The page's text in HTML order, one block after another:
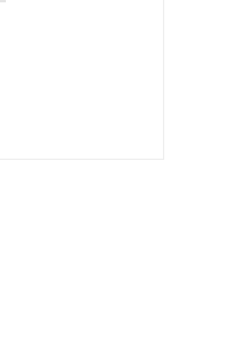
può
del